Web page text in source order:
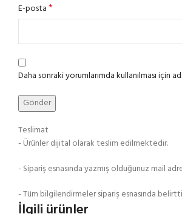
E-posta*
Daha sonraki yorumlarımda kullanılması için
Teslimat
- Ürünler dijital olarak teslim edilmektedir.
- Sipariş esnasında yazmış olduğunuz mail
- Tüm bilgilendirmeler sipariş esnasında